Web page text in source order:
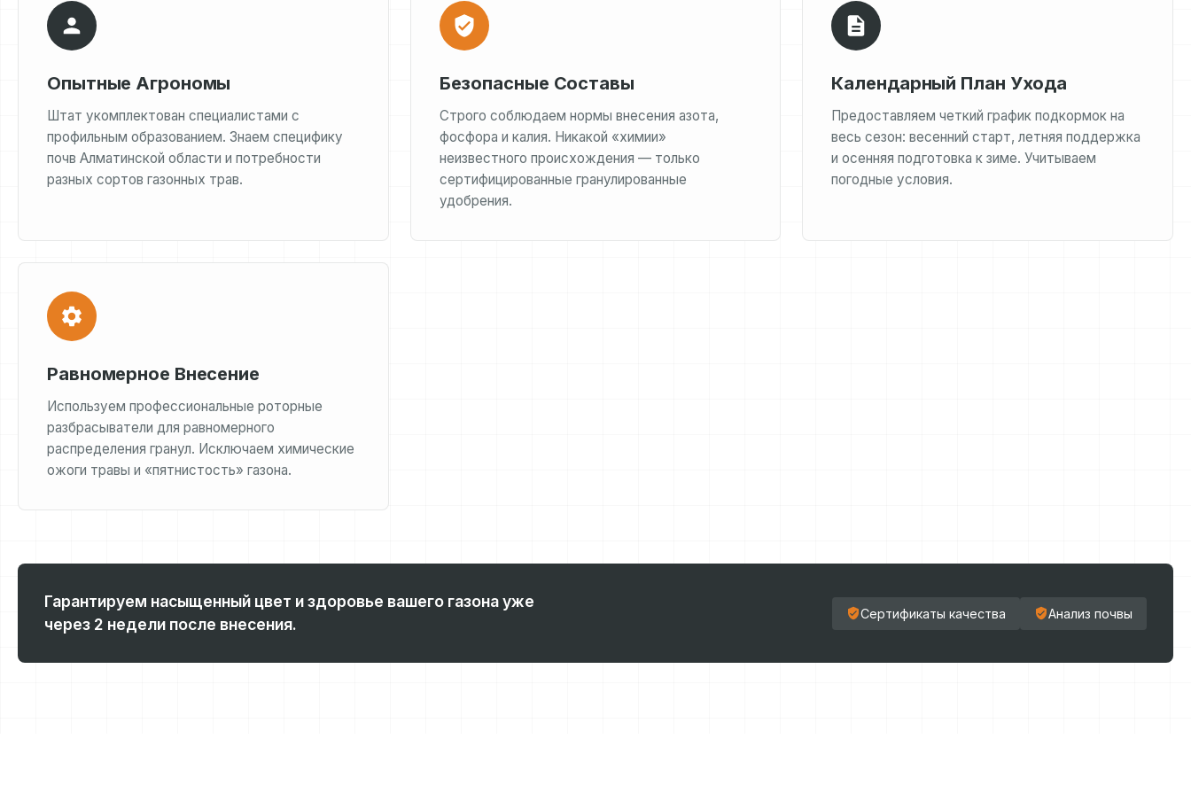
Опытные Агрономы
Штат укомплектован специалистами с
профильным образованием. Знаем специфику
почв Алматинской области и потребности
разных сортов газонных трав.
Безопасные Составы
Строго соблюдаем нормы внесения азота,
фосфора и калия. Никакой «химии»
неизвестного происхождения — только
сертифицированные гранулированные
удобрения.
Календарный План Ухода
Предоставляем четкий график подкормок на
весь сезон: весенний старт, летняя поддержка
и осенняя подготовка к зиме. Учитываем
погодные условия.
Равномерное Внесение
Используем профессиональные роторные
разбрасыватели для равномерного
распределения гранул. Исключаем химические
ожоги травы и «пятнистость» газона.
Гарантируем насыщенный цвет и здоровье вашего газона уже
через 2 недели после внесения.
Сертификаты качества Анализ почвы